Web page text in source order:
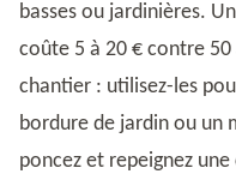
basses ou jardinières.
coûte 5 à 20 € contre
chantier : utilisez-les
bordure de jardin ou un
poncez et repeignez